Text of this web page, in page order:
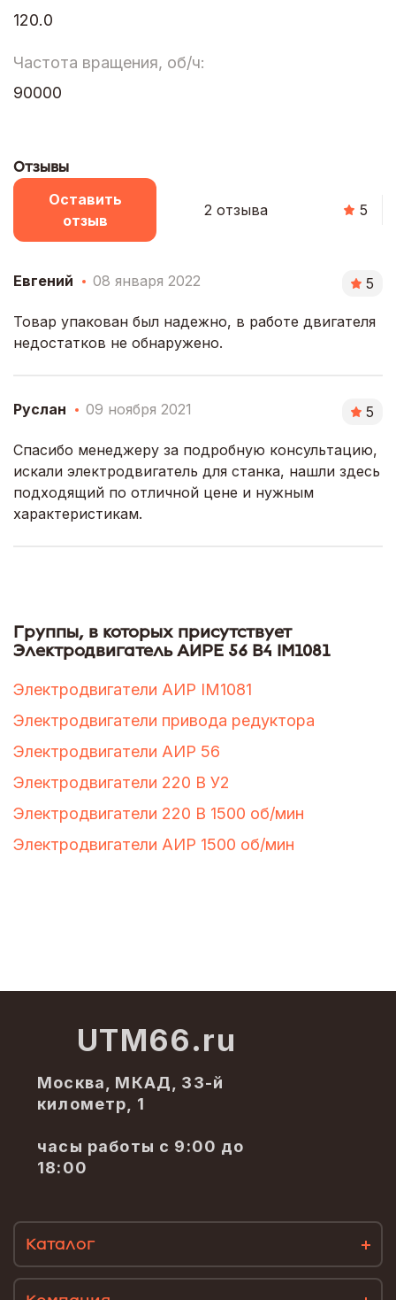
120.0
Частота вращения, об/ч:
90000
Отзывы
5
2 отзыва
Оставить
отзыв
Евгений 08 января 2022 5
Товар упакован был надежно, в работе двигателя
недостатков не обнаружено.
Руслан 09 ноября 2021 5
Спасибо менеджеру за подробную консультацию,
искали электродвигатель для станка, нашли здесь
подходящий по отличной цене и нужным
характеристикам.
Группы, в которых присутствует
Электродвигатель АИРЕ 56 В4 IM1081
Электродвигатели АИР IM1081
Электродвигатели привода редуктора
Электродвигатели АИР 56
Электродвигатели 220 В У2
Электродвигатели 220 В 1500 об/мин
Электродвигатели АИР 1500 об/мин
UTM66.ru
Москва, МКАД, 33-й
километр, 1
часы работы с 9:00 до
18:00
Каталог